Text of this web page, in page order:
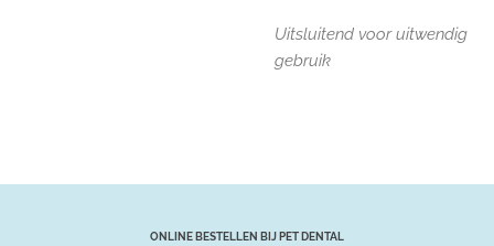
Uitsluitend voor uitwendig
gebruik
ONLINE BESTELLEN BIJ PET DENTAL